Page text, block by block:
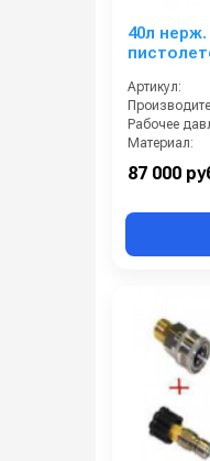
40л нерж.
Артикул:
Материал:
87 000